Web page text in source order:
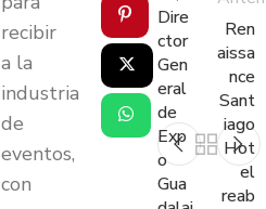
recibir
a la
industria
de
eventos,
con
Dire
ctor
Gen
eral
de
Exp
o
Gua
Ren
aissa
nce
Sant
iago
Hot
el
reab